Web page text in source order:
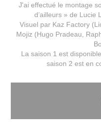
J'ai effectué le montage
d’ailleurs » de Lucie
Visuel par Kaz Factory
Mojiz (Hugo Pradeau,
La saison 1 est
saison 2 est en